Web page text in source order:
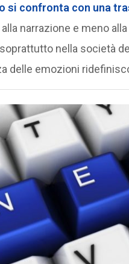
si confronta con una
narrazione e meno
nella società
delle emozioni